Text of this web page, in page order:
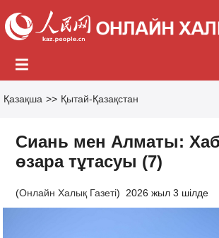
Қазақша >> Қытай-Қазақстан
Сиань мен Алматы:
өзара тұтасуы (7)
(Онлайн Халық Газеті) 2026 жыл 3 шілде